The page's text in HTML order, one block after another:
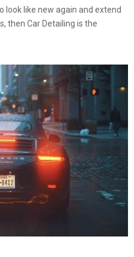
look like new again and extend
then Car Detailing is the